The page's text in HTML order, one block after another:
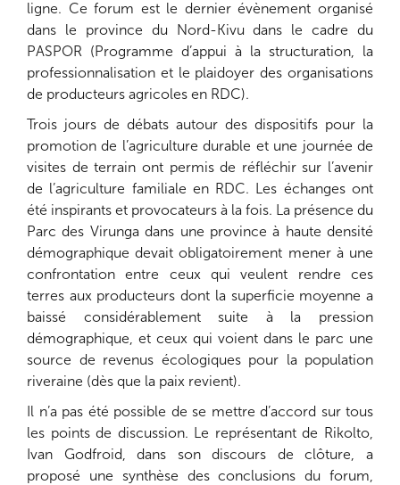
ligne. Ce forum est le dernier évènement organisé
dans le province du Nord-Kivu dans le cadre du
PASPOR (Programme d’appui à la structuration, la
professionnalisation et le plaidoyer des organisations
de producteurs agricoles en RDC).
Trois jours de débats autour des dispositifs pour la
promotion de l’agriculture durable et une journée de
visites de terrain ont permis de réfléchir sur l’avenir
de l’agriculture familiale en RDC. Les échanges ont
été inspirants et provocateurs à la fois. La présence du
Parc des Virunga dans une province à haute densité
démographique devait obligatoirement mener à une
confrontation entre ceux qui veulent rendre ces
terres aux producteurs dont la superficie moyenne a
baissé considérablement suite à la pression
démographique, et ceux qui voient dans le parc une
source de revenus écologiques pour la population
riveraine (dès que la paix revient).
Il n’a pas été possible de se mettre d’accord sur tous
les points de discussion. Le représentant de Rikolto,
Ivan Godfroid, dans son discours de clôture, a
proposé une synthèse des conclusions du forum,